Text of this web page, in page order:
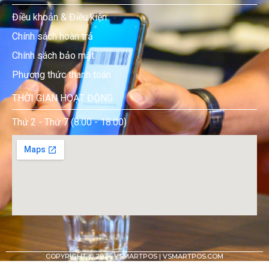
Điều khoản & Điều kiện
Chính sách hoàn trả
Chính sách bảo mật
Phương thức thanh toán
THỜI GIAN HOẠT ĐỘNG
Thứ 2 - Thứ 7 (8:00 - 18:00)
COPYRIGHT © 2026VSMARTPOS | VSMARTPOS.COM